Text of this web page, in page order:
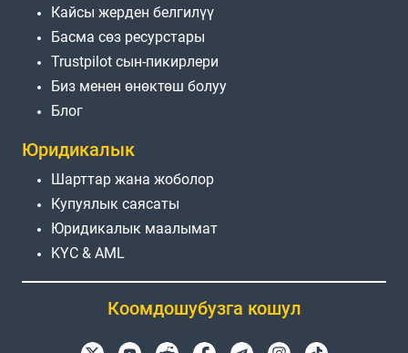
Кайсы жерден белгилүү
Басма сөз ресурстары
Trustpilot сын-пикирлери
Биз менен өнөктөш болуу
Блог
Юридикалык
Шарттар жана жоболор
Купуялык саясаты
Юридикалык маалымат
KYC & AML
Коомдошубузга кошул